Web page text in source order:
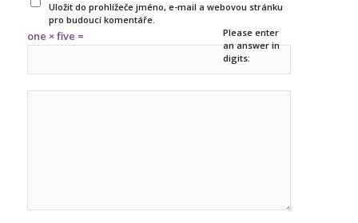
Uložit do prohlížeče jméno, e-mail a webovou stránku
pro budoucí komentáře.
Please enter
an answer in
digits:
one × five =